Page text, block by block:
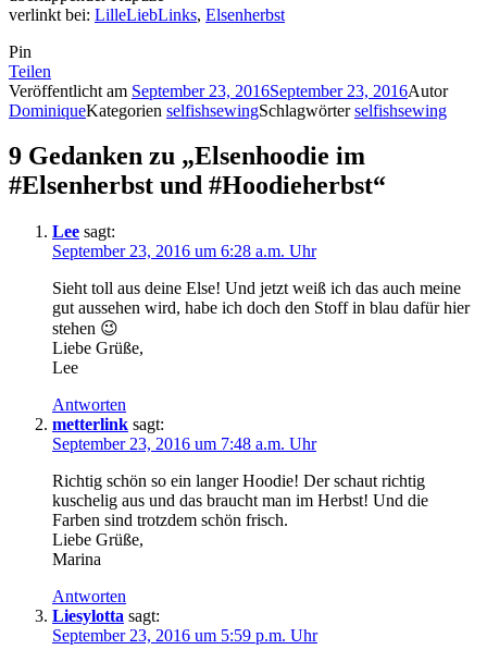
verlinkt bei: LilleLiebLinks, Elsenherbst
Pin
Teilen
Veröffentlicht am September 23, 2016September 23, 2016Autor
DominiqueKategorien selfishsewingSchlagwörterselfishsewing
9 Gedanken zu „Elsenhoodie im
#Elsenherbst und #Hoodieherbst“
Lee sagt:
September 23, 2016 um 6:28 a.m. Uhr
Sieht toll aus deine Else! Und jetzt weiß ich das auch meine
gut aussehen wird, habe ich doch den Stoff in blau dafür hier
stehen 😉
Liebe Grüße,
Lee
Antworten
metterlink sagt:
September 23, 2016 um 7:48 a.m. Uhr
Richtig schön so ein langer Hoodie! Der schaut richtig
kuschelig aus und das braucht man im Herbst! Und die
Farben sind trotzdem schön frisch.
Liebe Grüße,
Marina
Antworten
Liesylotta sagt:
September 23, 2016 um 5:59 p.m. Uhr